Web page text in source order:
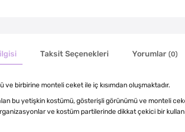
Taksit Seçenekleri Yorumlar (0)
birbirine monteli ceket ile iç kısımdan oluşmaktadır.
bu yetişkin kostümü, gösterişli görünümü ve monteli
ve kostüm partilerinde dikkat çekici bir